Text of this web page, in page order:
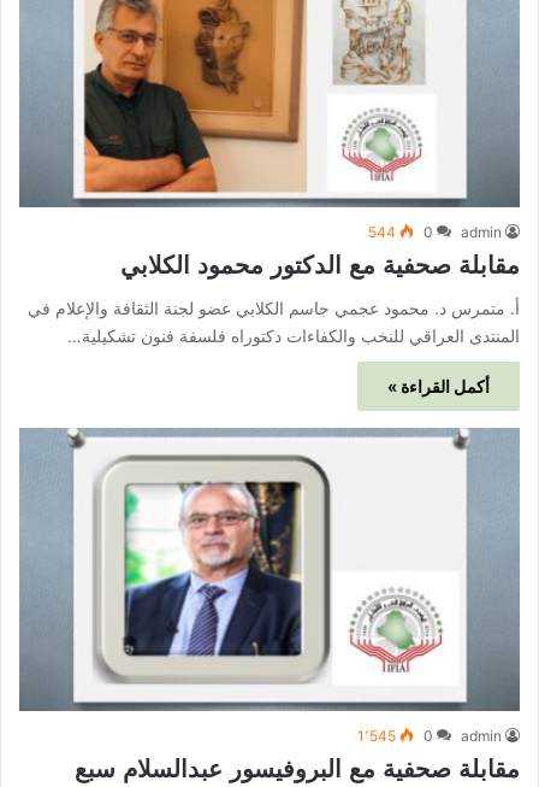
admin
0
544
مقابلة صحفية مع الدكتور محمود الكلابي
أ. متمرس د. محمود عجمي جاسم الكلابي عضو لجنة الثقافة والإعلام في
المنتدى العراقي للنخب والكفاءات دكتوراه فلسفة فنون تشكيلية…
أكمل القراءة »
admin
0 1٬545
مقابلة صحفية مع البروفيسور عبدالسلام سبع